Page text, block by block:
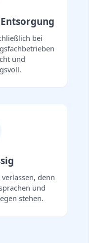
bei
und
denn
und
stehen.